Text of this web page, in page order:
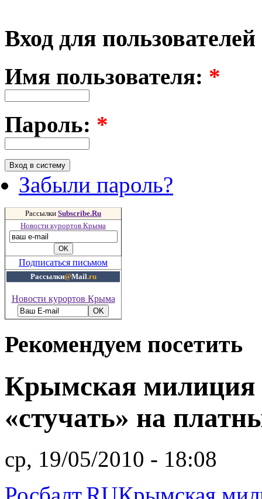
Вход для пользователей
Имя пользователя: *
Пароль: *
Забыли пароль?
Рассылки Subscribe.Ru
Новости курортов Крыма
Подписаться письмом
Рассылки@Mail.ru
Новости курортов Крыма
Рекомендуем посетить
Крымская милиция
«стучать» на
ср, 19/05/2010 - 18:08